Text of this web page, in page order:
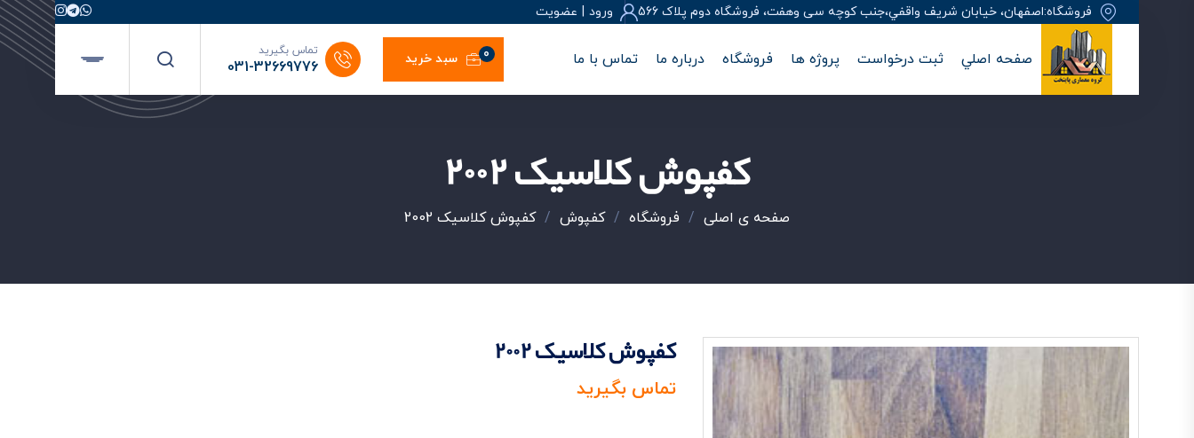
فروشگاه:اصفهان، خيابان شريف واقفي،جنب کوچه سی وهفت، فروشگاه دوم پلاک 566 ورود | عضويت
صفحه اصلي ثبت درخواست پروژه ها فروشگاه درباره ما تماس با ما سبد خرید 0 تماس بگیرید
031-32669776
کفپوش کلاسیک 2002
صفحه ی اصلی / فروشگاه /کفپوش /کفپوش کلاسیک 2002
کفپوش کلاسیک 2002
تماس بگیرید